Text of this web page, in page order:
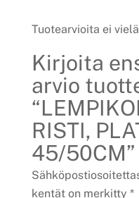
Tuotearvioita ei
Kirjoita
arvio
RISTI,
45/50CM”
kentät on merkitty *